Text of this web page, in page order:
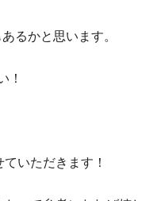
るかと思います。
！
いただきます！